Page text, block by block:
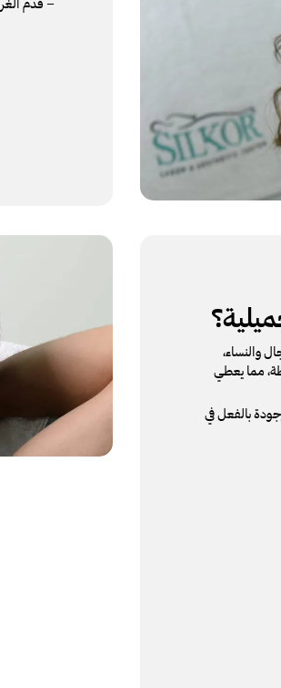
والنساء،
مما يعطي
بالفعل في